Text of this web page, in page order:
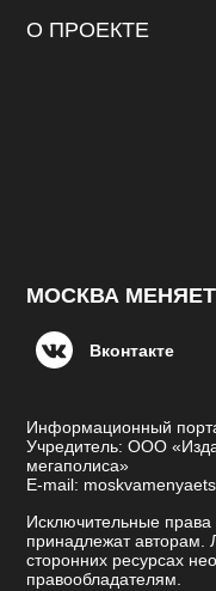
О ПРОЕКТЕ
МОСКВА
Вконтакте
Информационный
Учредитель: ООО
мегаполиса»
E-mail:
Исключительные
принадлежат
сторонних ресурсах
правообладателям.